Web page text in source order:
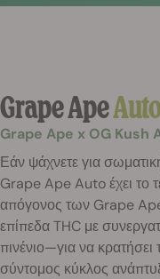
Grape Ape
Grape Ape x OG Kush
Εάν ψάχνετε για
Grape Ape Auto έχει το
απόγονος των Grape
επίπεδα THC με
πινένιο—για να
σύντομος κύκλος